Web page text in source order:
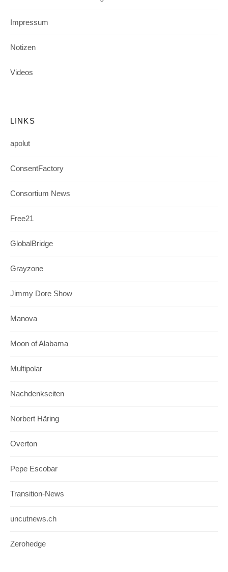
Impressum
Notizen
Videos
LINKS
apolut
ConsentFactory
Consortium News
Free21
GlobalBridge
Grayzone
Jimmy Dore Show
Manova
Moon of Alabama
Multipolar
Nachdenkseiten
Norbert Häring
Overton
Pepe Escobar
Transition-News
uncutnews.ch
Zerohedge